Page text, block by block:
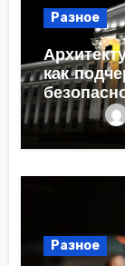
Разное
как
Разное